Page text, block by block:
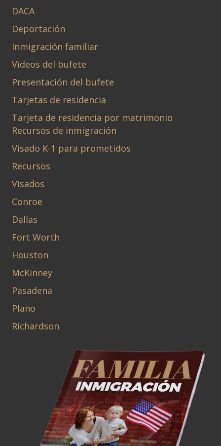
DACA
Deportación
Inmigración familiar
Vídeos del bufete
Presentación del bufete
Tarjetas de residencia
Tarjeta de residencia por matrimonio
Recursos de inmigración
Visado K-1 para prometidos
Recursos
Visados
Conroe
Dallas
Fort Worth
Houston
McKinney
Pasadena
Plano
Richardson